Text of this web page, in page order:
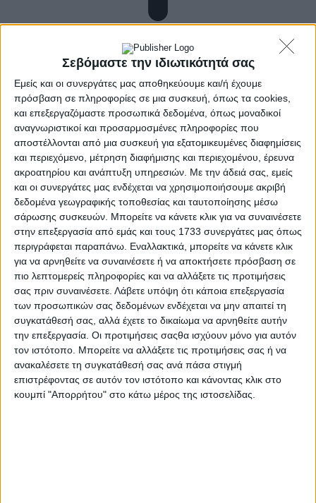
Σεβόμαστε την ιδιωτικότητά σας
Εμείς και οι συνεργάτες μας αποθηκεύουμε και/ή έχουμε
πρόσβαση σε πληροφορίες σε μια συσκευή, όπως τα cookies,
και επεξεργαζόμαστε προσωπικά δεδομένα, όπως μοναδικοί
αναγνωριστικοί και προσαρμοσμένες πληροφορίες που
αποστέλλονται από μια συσκευή για εξατομικευμένες διαφημίσεις
και περιεχόμενο, μέτρηση διαφήμισης και περιεχομένου, έρευνα
ακροατηρίου και ανάπτυξη υπηρεσιών. Με την άδειά σας, εμείς
και οι συνεργάτες μας ενδέχεται να χρησιμοποιήσουμε ακριβή
δεδομένα γεωγραφικής τοποθεσίας και ταυτοποίησης μέσω
σάρωσης συσκευών. Μπορείτε να κάνετε κλικ για να συναινέσετε
στην επεξεργασία από εμάς και τους 1733 συνεργάτες μας όπως
περιγράφεται παραπάνω. Εναλλακτικά, μπορείτε να κάνετε κλικ
για να αρνηθείτε να συναινέσετε ή να αποκτήσετε πρόσβαση σε
πιο λεπτομερείς πληροφορίες και να αλλάξετε τις προτιμήσεις
σας πριν συναινέσετε. Λάβετε υπόψη ότι κάποια επεξεργασία
των προσωπικών σας δεδομένων ενδέχεται να μην απαιτεί τη
συγκατάθεσή σας, αλλά έχετε το δικαίωμα να αρνηθείτε αυτήν
την επεξεργασία. Οι προτιμήσεις σαςθα ισχύουν μόνο για αυτόν
τον ιστότοπο. Μπορείτε να αλλάξετε τις προτιμήσεις σας ή να
ανακαλέσετε τη συγκατάθεσή σας ανά πάσα στιγμή
επιστρέφοντας σε αυτόν τον ιστότοπο και κάνοντας κλικ στο
κουμπί "Απορρήτου" στο κάτω μέρος της ιστοσελίδας.
Πολιτική
Εθνικά θέματα
Οικονομία
Αστυνομικό
Διεθνή
Επικοινωνία
Αναζήτηση
Αρχική
Ελλάδα
Πολιτική
Εθνικά θέματα
Οικονομία
Αστυνομικό
Διεθνή
Επικοινωνία
Follow US
Προσωπικά δεδομένα & Όροι Χρήσης
© 2022 Foxiz News Network. Ruby Design Company. All Rights
Reserved.
Adiakritos.gr>Απόψεις>Μπορεί να κατασχεθεί εις χείρας τρίτου
ο μισθός ή η σύνταξη μας;